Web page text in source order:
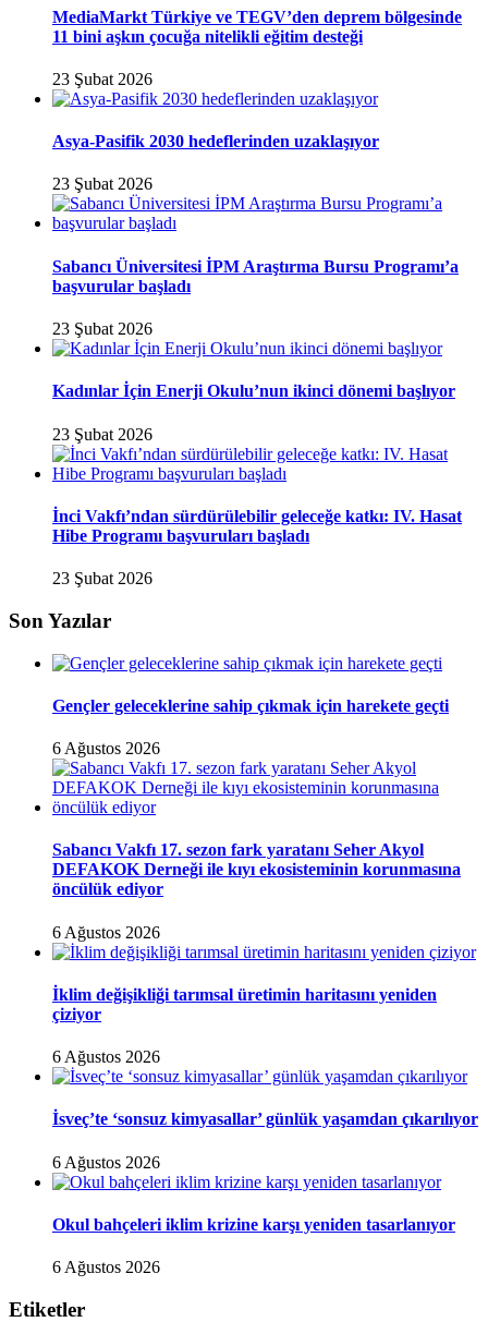
MediaMarkt Türkiye ve TEGV’den deprem bölgesinde
11 bini aşkın çocuğa nitelikli eğitim desteği
23 Şubat 2026
Asya-Pasifik 2030 hedeflerinden uzaklaşıyor
23 Şubat 2026
Sabancı Üniversitesi İPM Araştırma Bursu Programı’a
başvurular başladı
23 Şubat 2026
Kadınlar İçin Enerji Okulu’nun ikinci dönemi başlıyor
23 Şubat 2026
İnci Vakfı’ndan sürdürülebilir geleceğe katkı: IV. Hasat
Hibe Programı başvuruları başladı
23 Şubat 2026
Son Yazılar
Gençler geleceklerine sahip çıkmak için harekete geçti
6 Ağustos 2026
Sabancı Vakfı 17. sezon fark yaratanı Seher Akyol
DEFAKOK Derneği ile kıyı ekosisteminin korunmasına
öncülük ediyor
6 Ağustos 2026
İklim değişikliği tarımsal üretimin haritasını yeniden
çiziyor
6 Ağustos 2026
İsveç’te ‘sonsuz kimyasallar’ günlük yaşamdan çıkarılıyor
6 Ağustos 2026
Okul bahçeleri iklim krizine karşı yeniden tasarlanıyor
6 Ağustos 2026
Etiketler